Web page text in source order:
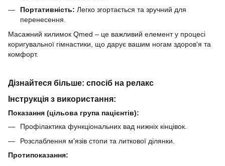
Портативність: Легко згортається та зручний для
перенесення.
Масажний килимок Qmed – це важливий елемент у процесі
коригувальної гімнастики, що дарує вашим ногам здоров'я та
комфорт.
Дізнайтеся більше: спосіб на релакс
Інструкція з використання:
Показання (цільова група пацієнтів):
Профілактика функціональних вад нижніх кінцівок.
Розслаблення м'язів стопи та литкової ділянки.
Протипоказання: